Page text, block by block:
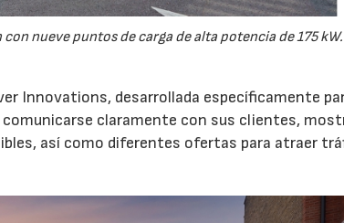
nueve puntos de carga de alta potencia de 175 kW.
Innovations, desarrollada específicamente
claramente con sus clientes,
así como diferentes ofertas para atraer